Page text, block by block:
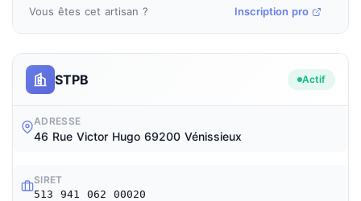
Vous êtes cet artisan ? Inscription pro
STPB Actif
ADRESSE
46 Rue Victor Hugo 69200 Vénissieux
SIRET
513 941 062 00020